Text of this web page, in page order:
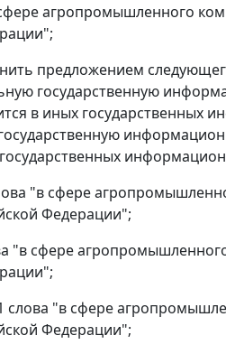
агропромышленного
предложением
государственную
в иных
"в сфере
Федерации";
"в сфере
слова "в сфере
Федерации";